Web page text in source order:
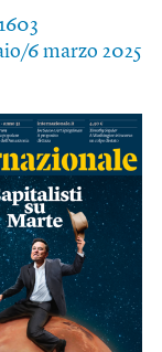
6 marzo 2025